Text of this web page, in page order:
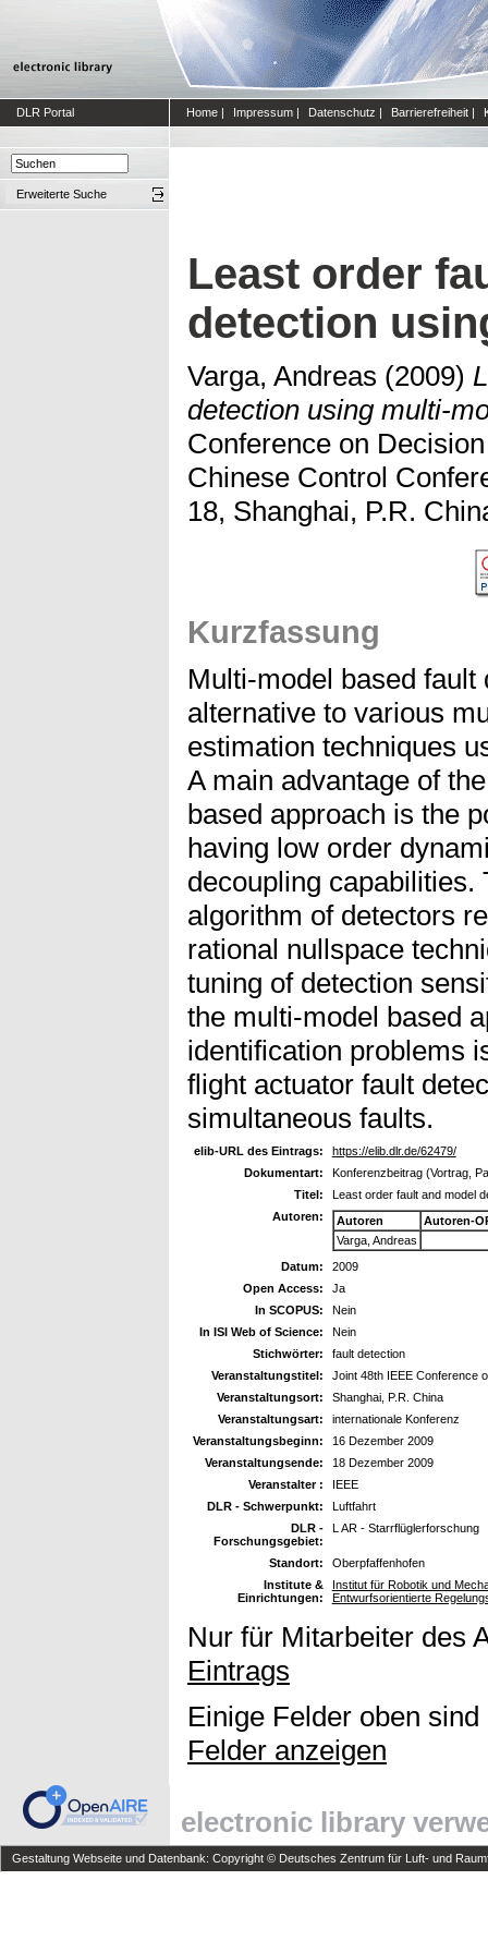
DLR Portal Home | Impressum | Datenschutz | Barrierefreiheit |
Erweiterte Suche
Least order
detection
Varga, Andreas (2009)
detection using multi-
Conference on
Chinese Control
18, Shanghai, P.R.
Kurzfassung
Multi-model based
alternative to various
estimation techniques
A main advantage of
based approach is the
having low order
decoupling
algorithm of detectors
rational nullspace
tuning of detection
the multi-model based
identification problems
flight actuator fault
simultaneous faults.
elib-URL des Eintrags:
https://elib.dlr.de/62479/
Dokumentart:
Konferenzbeitrag (Vortrag,
Titel:
Least order fault and model
Autoren:
Autoren
Autoren-
Varga, Andreas
Datum:
2009
Open Access:
Ja
In SCOPUS:
Nein
In ISI Web of Science:
Nein
Stichwörter:
fault detection
Veranstaltungstitel:
Joint 48th IEEE Conference
Veranstaltungsort:
Shanghai, P.R. China
Veranstaltungsart:
internationale Konferenz
Veranstaltungsbeginn:
16 Dezember 2009
Veranstaltungsende:
18 Dezember 2009
Veranstalter :
IEEE
DLR - Schwerpunkt:
Luftfahrt
DLR -
Forschungsgebiet:
L AR - Starrflüglerforschung
Standort:
Oberpfaffenhofen
Institute &
Einrichtungen:
Institut für Robotik und
Entwurfsorientierte
Nur für Mitarbeiter des
Eintrags
Einige Felder oben
Felder anzeigen
electronic library
Gestaltung Webseite und Datenbank: Copyright © Deutsches Zentrum für Luft- und